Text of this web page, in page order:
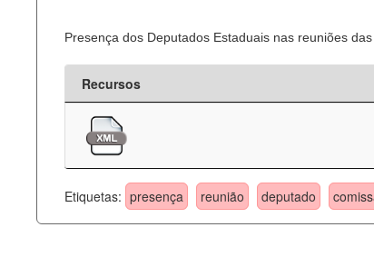
Presença dos Deputados Estaduais nas reuniões
Recursos
Etiquetas: presença reunião deputado